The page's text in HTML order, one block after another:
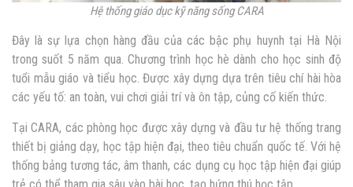
Hệ thống giáo dục kỹ năng sống CARA
Đây là sự lựa chọn hàng đầu của các bậc phụ huynh tại Hà Nội
trong suốt 5 năm qua. Chương trình học hè dành cho học sinh độ
tuổi mẫu giáo và tiểu học. Được xây dựng dựa trên tiêu chí hài hòa
các yếu tố: an toàn, vui chơi giải trí và ôn tập, củng cố kiến thức.
Tại CARA, các phòng học được xây dựng và đầu tư hệ thống trang
thiết bị giảng dạy, học tập hiện đại, theo tiêu chuẩn quốc tế. Với hệ
thống bảng tương tác, âm thanh, các dụng cụ học tập hiện đại giúp